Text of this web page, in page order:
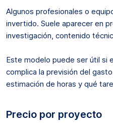
Algunos profesionales o
invertido. Suele aparecer en
investigación, contenido
Este modelo puede ser útil si
complica la previsión del
estimación de horas y qué
Precio por proyecto